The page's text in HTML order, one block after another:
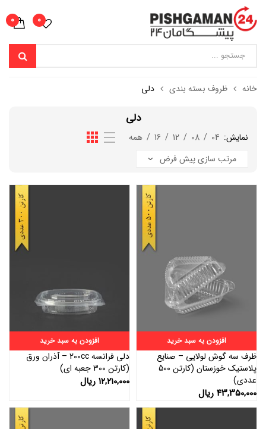
0
0
خانه ظروف بسته بندی دلی
دلی
نمایش: 04
/
08
/
12
/
16
/ همه
افزودن به سبد خرید
ظرف سه گوش لولایی – صنایع
پلاستیک خوزستان (کارتن 500
عددی)
۴۳,۳۵۰,۰۰۰ ریال
افزودن به سبد خرید
دلی فرانسه 200cc – آذران ورق
(کارتن 300 جعبه ای)
۱۲,۲۱۰,۰۰۰ ریال